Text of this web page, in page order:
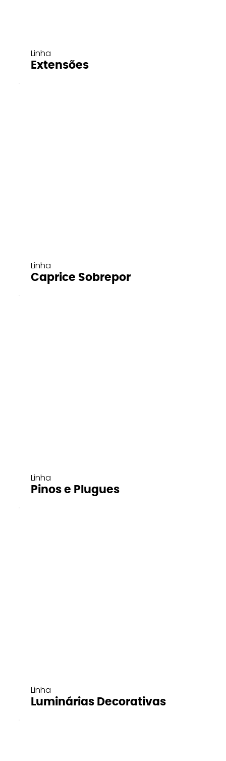
Linha
Extensões
Linha
Caprice Sobrepor
Linha
Pinos e Plugues
Linha
Luminárias Decorativas